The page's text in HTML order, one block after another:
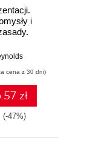
i
cena z 30 dni)
zł
(-47%)